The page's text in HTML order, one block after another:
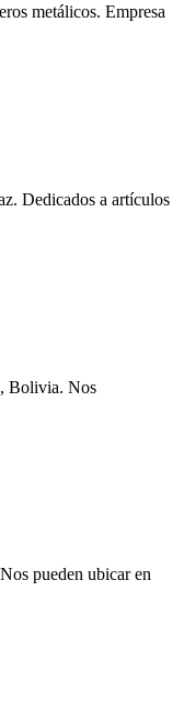
metálicos. Empresa
Dedicados a artículos
Bolivia. Nos
pueden ubicar en